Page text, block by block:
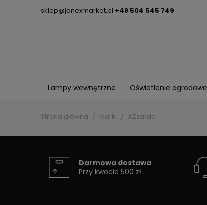
sklep@janexmarket.pl +48 504 545 749
Lampy wewnętrzne Oświetlenie ogrodowe
Strona główna Marki AZzardo
Darmowa dostawa
Przy kwocie 500 zł